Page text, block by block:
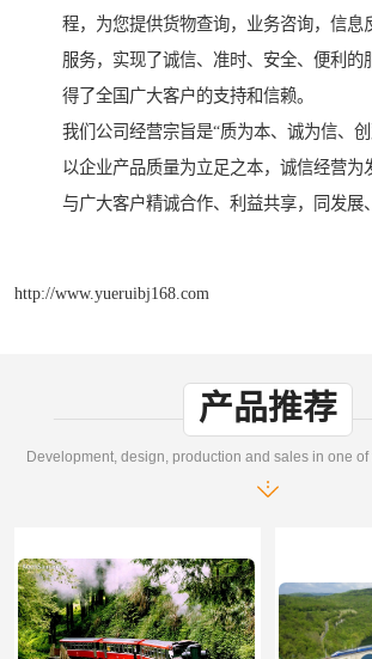
程，为您提供货物查询，业务咨询，信息
服务，实现了诚信、准时、安全、便利的
得了全国广大客户的支持和信赖。
我们公司经营宗旨是“质为本、诚为信、创
以企业产品质量为立足之本，诚信经营为
与广大客户精诚合作、利益共享，同发展
http://www.yueruibj168.com
产品推荐